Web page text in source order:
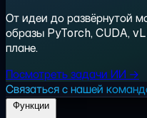
От идеи до развёрнутой
образы PyTorch, CUDA,
плане.
Посмотреть задачи ИИ →
Связаться с нашей